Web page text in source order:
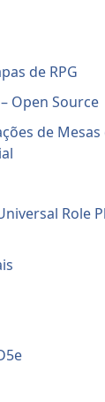
de RPG
Open Source
de Mesas
Role